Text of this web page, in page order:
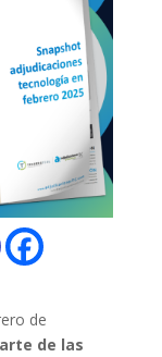
de
de las